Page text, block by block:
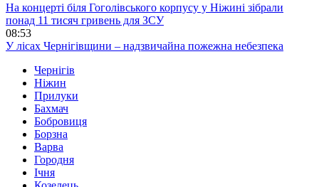
На концерті біля Гоголівського корпусу у Ніжині зібрали
понад 11 тисяч гривень для ЗСУ
08:53
У лісах Чернігівщини – надзвичайна пожежна небезпека
Чернігів
Ніжин
Прилуки
Бахмач
Бобровиця
Борзна
Варва
Городня
Ічня